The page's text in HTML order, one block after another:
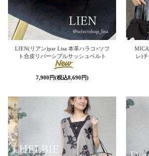
LIEN(リアン)par Lisa 本革ハラコ×ソフ
ト合皮リバーシブルサッシュベルト
7,900円(税込8,690円)
レ)